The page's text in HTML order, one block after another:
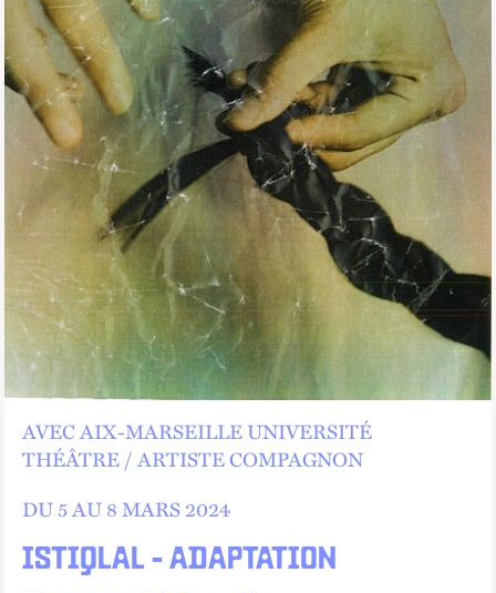
ISTIQLAL - ADAPTATION
AVEC AIX-MARSEILLE UNIVERSITÉ
THÉÂTRE
ARTISTE COMPAGNON
DU 5 AU8 MARS 2024